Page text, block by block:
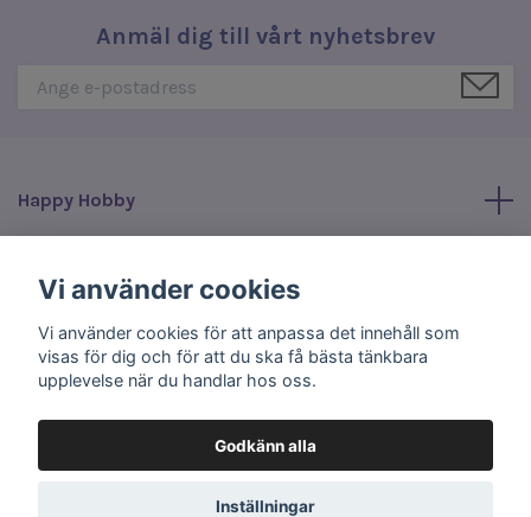
Anmäl dig till vårt nyhetsbrev
Happy Hobby
Sociala medier
© 2026 Happy Hobby
Vi använder cookies
Vi använder cookies för att anpassa det innehåll som
visas för dig och för att du ska få bästa tänkbara
upplevelse när du handlar hos oss.
Godkänn alla
Inställningar